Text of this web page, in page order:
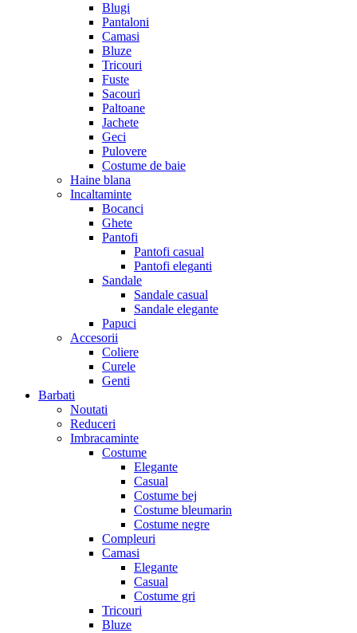
Blugi
Pantaloni
Camasi
Bluze
Tricouri
Fuste
Sacouri
Paltoane
Jachete
Geci
Pulovere
Costume de baie
Haine blana
Incaltaminte
Bocanci
Ghete
Pantofi
Pantofi casual
Pantofi eleganti
Sandale
Sandale casual
Sandale elegante
Papuci
Accesorii
Coliere
Curele
Genti
Barbati
Noutati
Reduceri
Imbracaminte
Costume
Elegante
Casual
Costume bej
Costume bleumarin
Costume negre
Compleuri
Camasi
Elegante
Casual
Costume gri
Tricouri
Bluze